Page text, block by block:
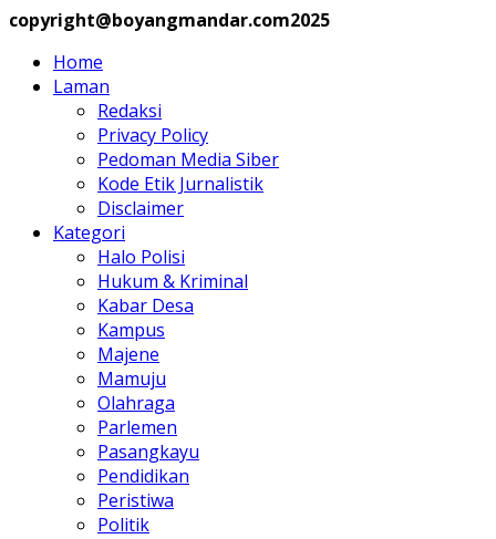
copyright@boyangmandar.com2025
Home
Laman
Redaksi
Privacy Policy
Pedoman Media Siber
Kode Etik Jurnalistik
Disclaimer
Kategori
Halo Polisi
Hukum & Kriminal
Kabar Desa
Kampus
Majene
Mamuju
Olahraga
Parlemen
Pasangkayu
Pendidikan
Peristiwa
Politik